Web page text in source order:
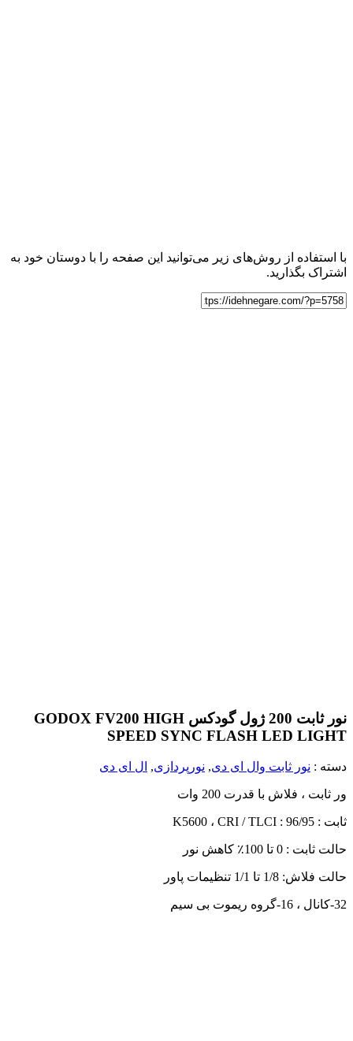
با استفاده از روش‌های زیر می‌توانید این صفحه را با دوستان خود به
اشتراک بگذارید.
نور ثابت 200 ژول گودکس GODOX FV200 HIGH
SPEED SYNC FLASH LED LIGHT
دسته : نور ثابت وال ای دی, نورپردازی, ال ای دی
ور ثابت ، فلاش با قدرت 200 وات
ثابت : K5600 ، CRI / TLCI : 96/95
حالت ثابت : 0 تا 100٪ کاهش نور
حالت فلاش: 1/8 تا 1/1 تنظیمات پاور
32-کانال ، 16-گروه ریموت بی سیم